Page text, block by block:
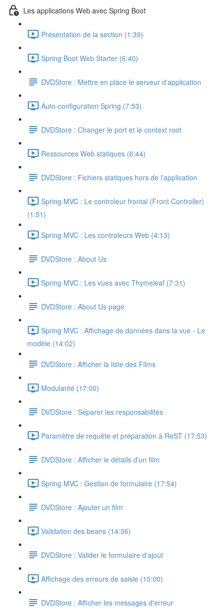
Les applications Web avec Spring Boot
Présentation de la section (1:39)
Spring Boot Web Starter (6:40)
DVDStore : Mettre en place le serveur d'application
Auto-configuration Spring (7:53)
DVDStore : Changer le port et le context root
Ressources Web statiques (6:44)
DVDStore : Fichiers statiques hors de l'application
Spring MVC : Le controleur frontal (Front Controller)
(1:51)
Spring MVC : Les controleurs Web (4:13)
DVDStore : About Us
Spring MVC : Les vues avec Thymeleaf (7:31)
DVDStore : About Us page
Spring MVC : Affichage de données dans la vue - Le
modèle (14:02)
DVDStore : Afficher la liste des Films
Modularité (17:00)
DVDStore : Séparer les responsabilités
Paramètre de requête et préparation à ReST (17:53)
DVDStore : Afficher le détails d'un film
Spring MVC : Gestion de formulaire (17:54)
DVDStore : Ajouter un film
Validation des beans (14:36)
DVDStore : Valider le formulaire d'ajout
Affichage des erreurs de saisie (10:00)
DVDStore : Afficher les messages d'erreur